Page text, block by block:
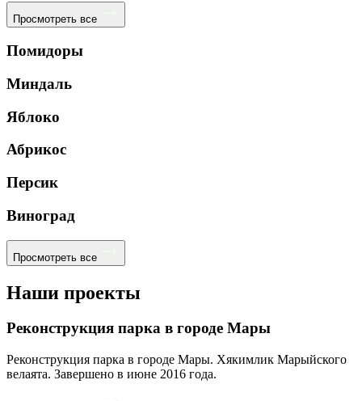
Просмотреть все
Помидоры
Миндаль
Яблоко
Абрикос
Персик
Виноград
Просмотреть все
Наши проекты
Реконструкция парка в городе Мары
Реконструкция парка в городе Мары. Хякимлик Марыйского
велаята. Завершено в июне 2016 года.